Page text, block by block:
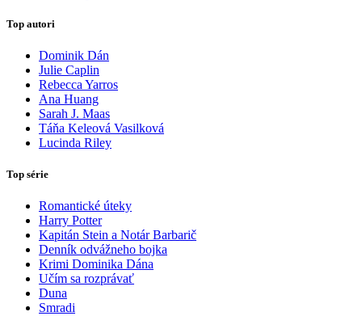
Top autori
Dominik Dán
Julie Caplin
Rebecca Yarros
Ana Huang
Sarah J. Maas
Táňa Keleová Vasilková
Lucinda Riley
Top série
Romantické úteky
Harry Potter
Kapitán Stein a Notár Barbarič
Denník odvážneho bojka
Krimi Dominika Dána
Učím sa rozprávať
Duna
Smradi